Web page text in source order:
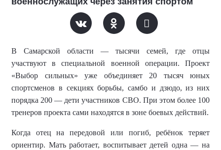
В Самарской области — тысячи семей, где отцы
участвуют в специальной военной операции. Проект
«Выбор сильных» уже объединяет 20 тысяч юных
спортсменов в секциях борьбы, самбо и дзюдо, из них
порядка 200 — дети участников СВО. При этом более 100
тренеров проекта сами находятся в зоне боевых действий.
Когда отец на передовой или погиб, ребёнок теряет
ориентир. Мать работает, воспитывает детей одна — на